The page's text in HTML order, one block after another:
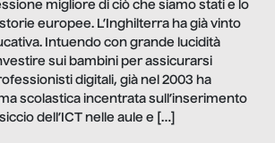
migliore di ciò che siamo stati e lo
europee. L’Inghilterra ha già vinto
Intuendo con grande lucidità
sui bambini per assicurarsi
digitali, già nel 2003 ha
scolastica incentrata sull’inserimento
dell’ICT nelle aule e […]